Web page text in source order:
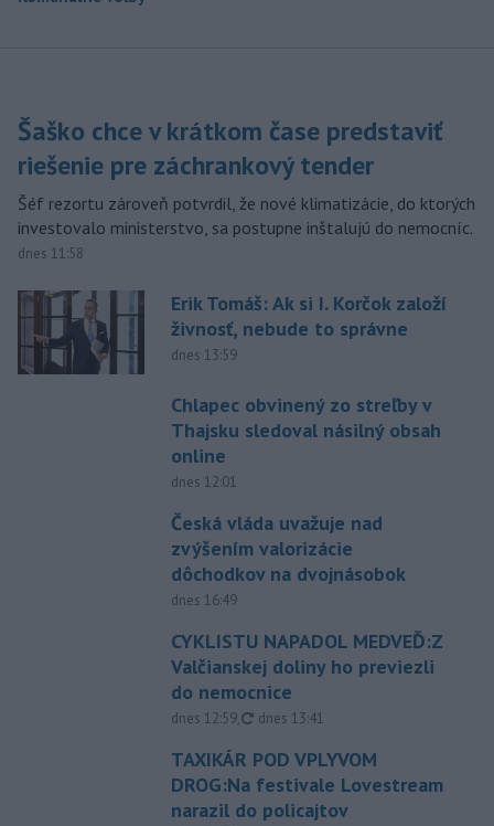
Šaško chce v krátkom čase predstaviť
riešenie pre záchrankový tender
Šéf rezortu zároveň potvrdil, že nové klimatizácie, do ktorých
investovalo ministerstvo, sa postupne inštalujú do nemocníc.
dnes 11:58
Erik Tomáš: Ak si I. Korčok založí
živnosť, nebude to správne
dnes 13:59
Chlapec obvinený zo streľby v
Thajsku sledoval násilný obsah
online
dnes 12:01
Česká vláda uvažuje nad
zvýšením valorizácie
dôchodkov na dvojnásobok
dnes 16:49
CYKLISTU NAPADOL MEDVEĎ:Z
Valčianskej doliny ho previezli
do nemocnice
dnes 12:59, aktualizované
dnes 13:41
TAXIKÁR POD VPLYVOM
DROG:Na festivale Lovestream
narazil do policajtov